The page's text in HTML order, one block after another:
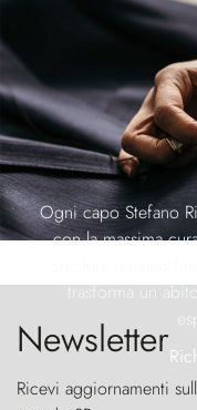
Ogni capo Stefano
con la massima
trasforma un
Newsletter
Ricevi aggiornamenti